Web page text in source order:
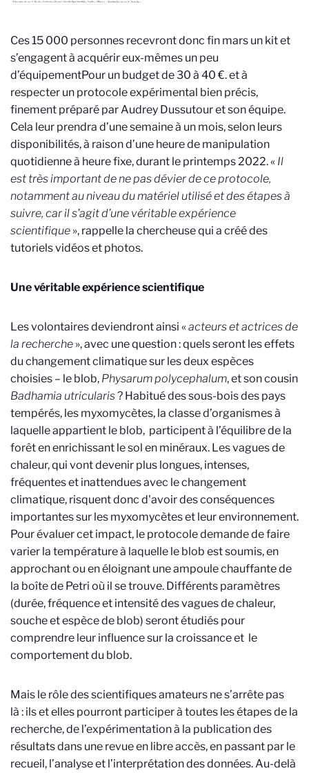
Ces 15 000 personnes recevront donc fin mars un kit et
s’engagent à acquérir eux-mêmes un peu
d’équipementPour un budget de 30 à 40 €.et à
respecter un protocole expérimental bien précis,
finement préparé par Audrey Dussutour et son équipe.
Cela leur prendra d’une semaine à un mois, selon leurs
disponibilités, à raison d’une heure de manipulation
quotidienne à heure fixe, durant le printemps 2022. « Il
est très important de ne pas dévier de ce protocole,
notamment au niveau du matériel utilisé et des étapes à
suivre, car il s’agit d’une véritable expérience
scientifique », rappelle la chercheuse qui a créé des
tutoriels vidéos et photos.
Une véritable expérience scientifique
Les volontaires deviendront ainsi «acteurs et actrices de
la recherche », avec une question : quels seront les effets
du changement climatique sur les deux espèces
choisies – le blob, Physarum polycephalum, et son cousin
Badhamia utricularis? Habitué des sous-bois des pays
tempérés, les myxomycètes, la classe d’organismes à
laquelle appartient le blob, participent à l’équilibre de la
forêt en enrichissant le sol en minéraux. Les vagues de
chaleur, qui vont devenir plus longues, intenses,
fréquentes et inattendues avec le changement
climatique, risquent donc d'avoir des conséquences
importantes sur les myxomycètes et leur environnement.
Pour évaluer cet impact, le protocole demande de faire
varier la température à laquelle le blob est soumis, en
approchant ou en éloignant une ampoule chauffante de
la boîte de Petri où il se trouve. Différents paramètres
(durée, fréquence et intensité des vagues de chaleur,
souche et espèce de blob) seront étudiés pour
comprendre leur influence sur la croissance et le
comportement du blob.
Mais le rôle des scientifiques amateurs ne s’arrête pas
là : ils et elles pourront participer à toutes les étapes de la
recherche, de l’expérimentation à la publication des
résultats dans une revue en libre accès, en passant par le
recueil, l’analyse et l’interprétation des données. Au-delà